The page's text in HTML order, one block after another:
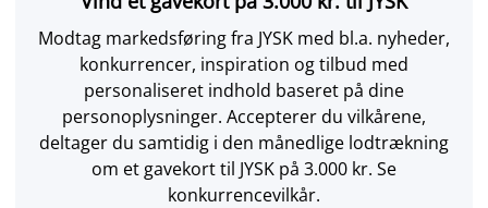
Modtag markedsføring fra JYSK med bl.a. nyheder,
konkurrencer, inspiration og tilbud med
personaliseret indhold baseret på dine
personoplysninger. Accepterer du vilkårene,
deltager du samtidig i den månedlige lodtrækning
om et gavekort til JYSK på 3.000 kr. Se
konkurrencevilkår.